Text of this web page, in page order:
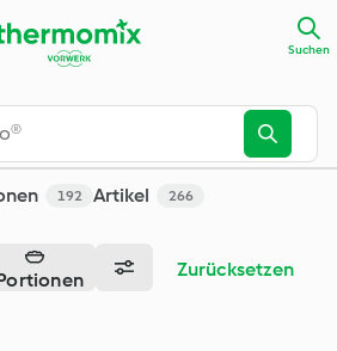
Suchen
192 Artikel 266
Zurücksetzen
offizielle Thermomix®-Rezept-